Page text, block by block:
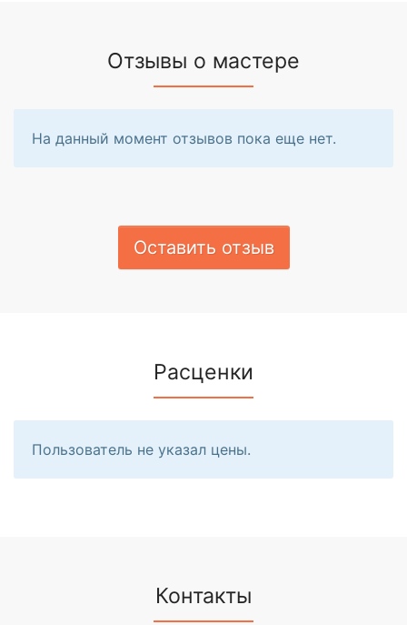
Отзывы о мастере
На данный момент отзывов пока еще нет.
Оставить отзыв
Расценки
Пользователь не указал цены.
Контакты